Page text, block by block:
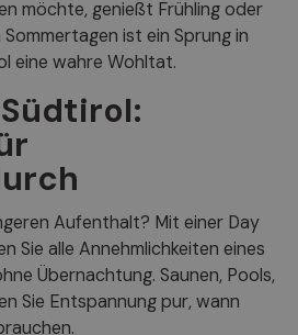
möchte, genießt Frühling oder
ist ein Sprung in
eine wahre Wohltat.
Aufenthalt? Mit einer Day
Sie alle Annehmlichkeiten eines
Übernachtung. Saunen, Pools,
Sie Entspannung pur, wann